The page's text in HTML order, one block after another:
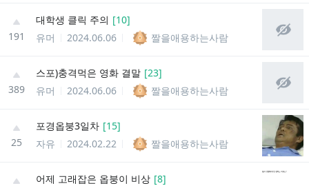
191
대학생 클릭 주의 [10]
유머
2024.06.06 짤을애용하는사람
389
스포)충격먹은 영화 결말 [23]
유머
2024.06.06 짤을애용하는사람
25
포경옵붕3일차 [15]
자유
2024.02.22 짤을애용하는사람
어제 고래잡은 옵붕이 비상 [8]